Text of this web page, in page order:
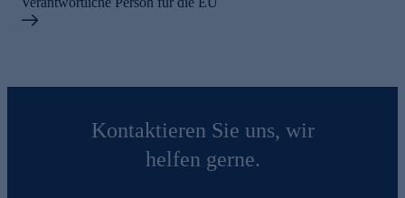
Kontaktieren Sie uns, wir
helfen gerne.